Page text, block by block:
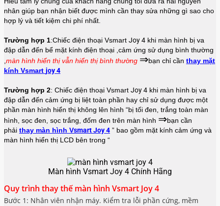
nhân giúp bạn nhận biết được mình cần thay sửa những gì sao cho
hợp lý và tiết kiệm chi phí nhất.
Trường hợp 1:Chiếc điện thoại Vsmart Joy 4 khi màn hình bị va
đập dẫn đến bể mặt kính điện thoại ,cảm ứng sử dụng bình thường
màn hình hiển thị vẫn hiển thị bình thường ⇒bạn chỉ cần thay mặt
kính Vsmart joy 4
Trường hợp 2: Chiếc điện thoại Vsmart Joy 4 khi màn hình bị va
đập dẫn đến cảm ứng bị liệt toàn phần hay chỉ sử dụng được một
phần màn hình hiển thị không lên hình “bị tối đen, trắng toàn màn
hình, sọc đen, sọc trắng, đốm đen trên màn hình ⇒bạn cần
phải thay màn hình VsmartJoy 4 ” bao gồm mặt kính cảm ứng và
màn hình hiển thị LCD bên trong “
Màn hình Vsmart Joy 4 Chính Hãng
Quy trình thay thế màn hình Vsmart Joy 4
Bước 1: Nhân viên nhận máy. Kiểm tra lỗi phần cứng, mềm